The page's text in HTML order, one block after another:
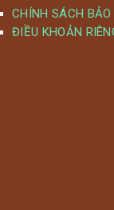
CHÍNH SÁCH
ĐIỀU KHOẢN